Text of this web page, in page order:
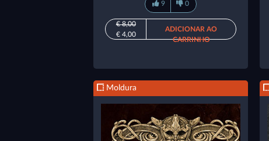
9 0
€ 8,00
€ 4,00
ADICIONAR AO
CARRINHO
Moldura